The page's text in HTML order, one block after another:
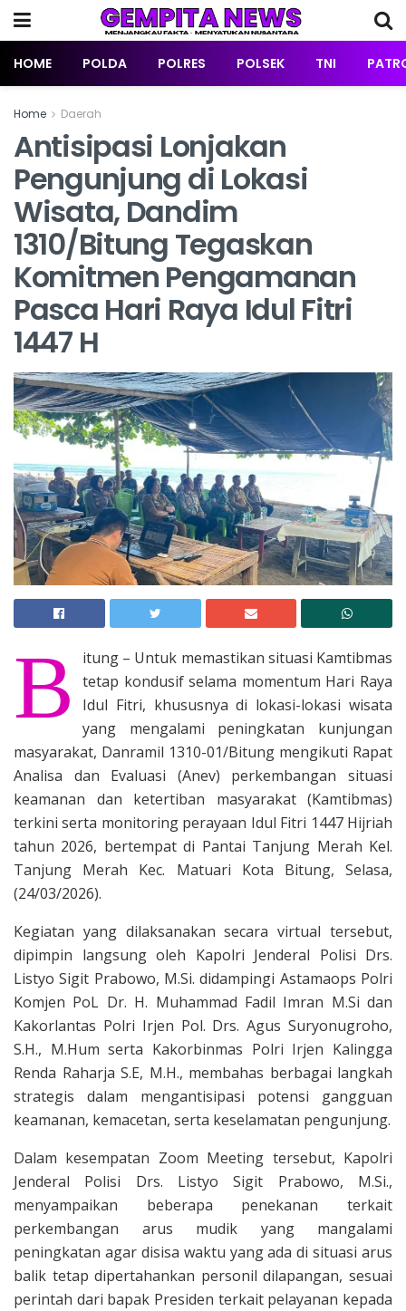
HOME POLDA POLRES POLSEK TNI
Home Daerah
Antisipasi Lonjakan
Pengunjung di Lokasi
Wisata, Dandim
1310/Bitung Tegaskan
Komitmen Pengamanan
Pasca Hari Raya Idul Fitri
1447 H
B
itung – Untuk memastikan situasi Kamtibmas
tetap kondusif selama momentum Hari Raya
Idul Fitri, khususnya di lokasi-lokasi wisata
yang mengalami peningkatan kunjungan
masyarakat, Danramil 1310-01/Bitung mengikuti Rapat
Analisa dan Evaluasi (Anev) perkembangan situasi
keamanan dan ketertiban masyarakat (Kamtibmas)
terkini serta monitoring perayaan Idul Fitri 1447 Hijriah
tahun 2026, bertempat di Pantai Tanjung Merah Kel.
Tanjung Merah Kec. Matuari Kota Bitung, Selasa,
(24/03/2026).
Kegiatan yang dilaksanakan secara virtual tersebut,
dipimpin langsung oleh Kapolri Jenderal Polisi Drs.
Listyo Sigit Prabowo, M.Si. didampingi Astamaops Polri
Komjen PoL Dr. H. Muhammad Fadil Imran M.Si dan
Kakorlantas Polri Irjen Pol. Drs. Agus Suryonugroho,
S.H., M.Hum serta Kakorbinmas Polri Irjen Kalingga
Renda Raharja S.E, M.H., membahas berbagai langkah
strategis dalam mengantisipasi potensi gangguan
keamanan, kemacetan, serta keselamatan pengunjung.
Dalam kesempatan Zoom Meeting tersebut, Kapolri
Jenderal Polisi Drs. Listyo Sigit Prabowo, M.Si.,
menyampaikan beberapa penekanan terkait
perkembangan arus mudik yang mangalami
peningkatan agar disisa waktu yang ada di situasi arus
balik tetap dipertahankan personil dilapangan, sesuai
perintah dari bapak Presiden terkait pelayanan kepada